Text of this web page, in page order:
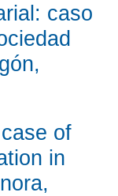
caso
of
in